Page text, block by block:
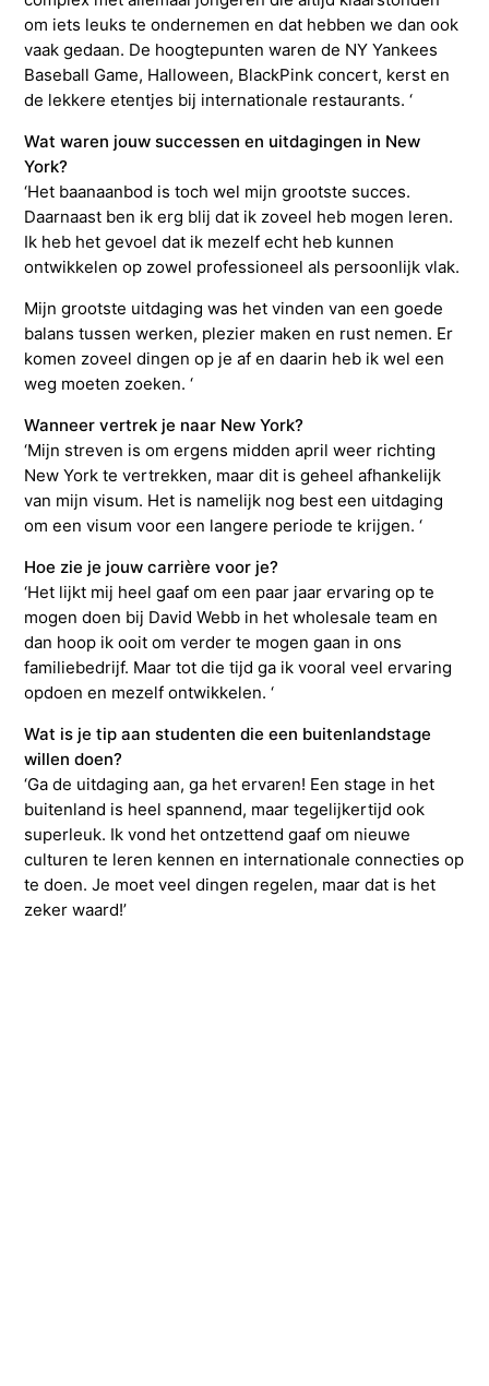
om iets leuks te ondernemen en dat hebben we dan ook
vaak gedaan. De hoogtepunten waren de NY Yankees
Baseball Game, Halloween, BlackPink concert, kerst en
de lekkere etentjes bij internationale restaurants. ‘
Wat waren jouw successen en uitdagingen in New
York?
‘Het baanaanbod is toch wel mijn grootste succes.
Daarnaast ben ik erg blij dat ik zoveel heb mogen leren.
Ik heb het gevoel dat ik mezelf echt heb kunnen
ontwikkelen op zowel professioneel als persoonlijk vlak.
Mijn grootste uitdaging was het vinden van een goede
balans tussen werken, plezier maken en rust nemen. Er
komen zoveel dingen op je af en daarin heb ik wel een
weg moeten zoeken. ‘
Wanneer vertrek je naar New York?
‘Mijn streven is om ergens midden april weer richting
New York te vertrekken, maar dit is geheel afhankelijk
van mijn visum. Het is namelijk nog best een uitdaging
om een visum voor een langere periode te krijgen. ‘
Hoe zie je jouw carrière voor je?
‘Het lijkt mij heel gaaf om een paar jaar ervaring op te
mogen doen bij David Webb in het wholesale team en
dan hoop ik ooit om verder te mogen gaan in ons
familiebedrijf. Maar tot die tijd ga ik vooral veel ervaring
opdoen en mezelf ontwikkelen. ‘
Wat is je tip aan studenten die een buitenlandstage
willen doen?
‘Ga de uitdaging aan, ga het ervaren! Een stage in het
buitenland is heel spannend, maar tegelijkertijd ook
superleuk. Ik vond het ontzettend gaaf om nieuwe
culturen te leren kennen en internationale connecties op
te doen. Je moet veel dingen regelen, maar dat is het
zeker waard!’